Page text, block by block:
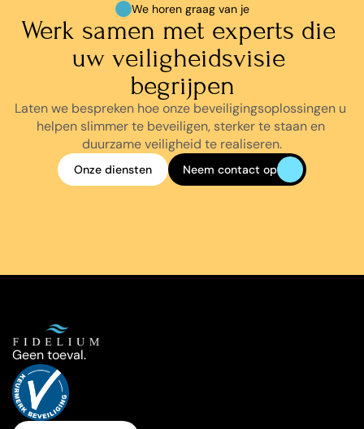
We horen graag van je
Werk samen met experts die
uw veiligheidsvisie
begrijpen
Laten we bespreken hoe onze beveiligingsoplossingen u
helpen slimmer te beveiligen, sterker te staan en
duurzame veiligheid te realiseren.
Onze diensten
Onze diensten
Neem contact op
Neem contact op
Geen toeval.